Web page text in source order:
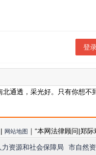
登
通透，采光好。只有你想不
| 网站地图 ｜“本网法律顾问|郑
力资源和社会保障局 市自然